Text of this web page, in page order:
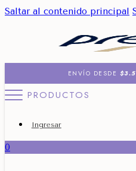
Saltar al contenido principal
ENVÍO DESDE
PRODUCTOS
Ingresar
0